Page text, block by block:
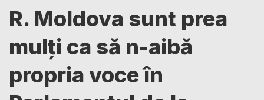
R. Moldova sunt prea
mulți ca să n-aibă
propria voce în